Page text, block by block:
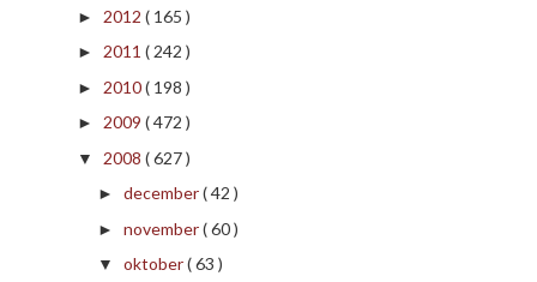
► 2012 ( 165 )
► 2011 ( 242 )
► 2010( 198 )
► 2009 ( 472 )
▼ 2008 ( 627 )
► december( 42 )
► november( 60 )
▼ oktober( 63 )